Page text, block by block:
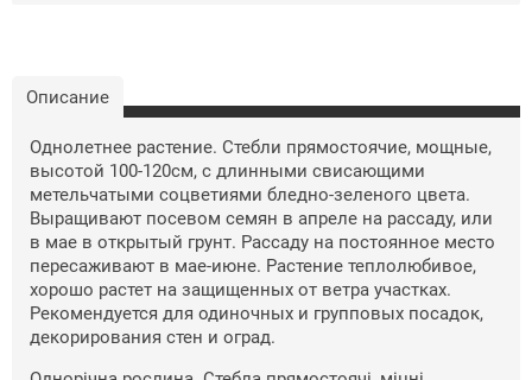
Описание
Однолетнее растение. Стебли прямостоячие, мощные,
высотой 100-120см, с длинными свисающими
метельчатыми соцветиями бледно-зеленого цвета.
Выращивают посевом семян в апреле на рассаду, или
в мае в открытый грунт. Рассаду на постоянное место
пересаживают в мае-июне. Растение теплолюбивое,
хорошо растет на защищенных от ветра участках.
Рекомендуется для одиночных и групповых посадок,
декорирования стен и оград.